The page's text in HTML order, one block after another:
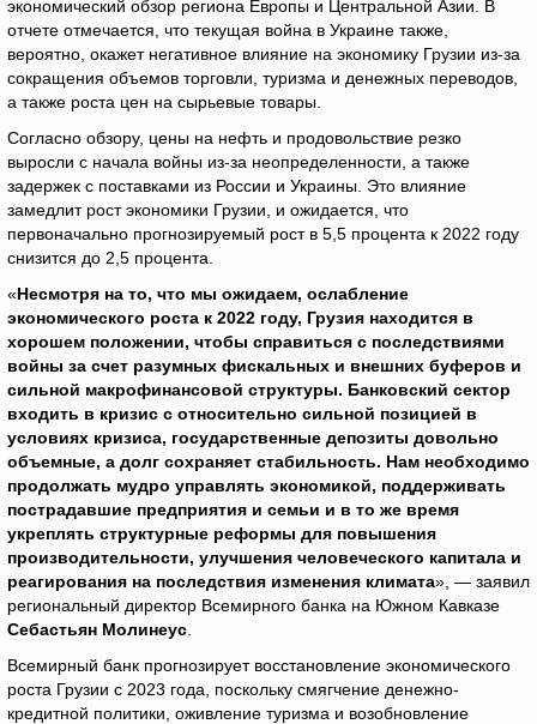
экономический обзор региона Европы и Центральной Азии. В
отчете отмечается, что текущая война в Украине также,
вероятно, окажет негативное влияние на экономику Грузии из-за
сокращения объемов торговли, туризма и денежных переводов,
а также роста цен на сырьевые товары.
Согласно обзору, цены на нефть и продовольствие резко
выросли с начала войны из-за неопределенности, а также
задержек с поставками из России и Украины. Это влияние
замедлит рост экономики Грузии, и ожидается, что
первоначально прогнозируемый рост в 5,5 процента к 2022 году
снизится до 2,5 процента.
«Несмотря на то, что мы ожидаем, ослабление
экономического роста к 2022 году, Грузия находится в
хорошем положении, чтобы справиться с последствиями
войны за счет разумных фискальных и внешних буферов и
сильной макрофинансовой структуры. Банковский сектор
входить в кризис с относительно сильной позицией в
условиях кризиса, государственные депозиты довольно
объемные, а долг сохраняет стабильность. Нам необходимо
продолжать мудро управлять экономикой, поддерживать
пострадавшие предприятия и семьи и в то же время
укреплять структурные реформы для повышения
производительности, улучшения человеческого капитала и
реагирования на последствия изменения климата», — заявил
региональный директор Всемирного банка на Южном Кавказе
Себастьян Молинеус
Всемирный банк прогнозирует восстановление экономического
роста Грузии с 2023 года, поскольку смягчение денежно-
кредитной политики, оживление туризма и возобновление